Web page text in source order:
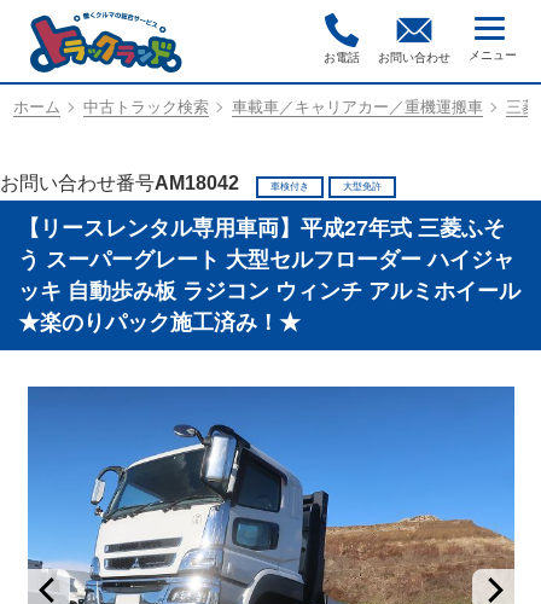
お電話 お問い合わせ
ホーム 中古トラック検索 車載車／キャリアカー／重機運搬車 三
お問い合わせ番号AM18042 車検付き 大型免許
【リースレンタル専用車両】平成27年式 三菱ふそ
う スーパーグレート 大型セルフローダー ハイジャ
ッキ 自動歩み板 ラジコン ウィンチ アルミホイール
★楽のりパック施工済み！★